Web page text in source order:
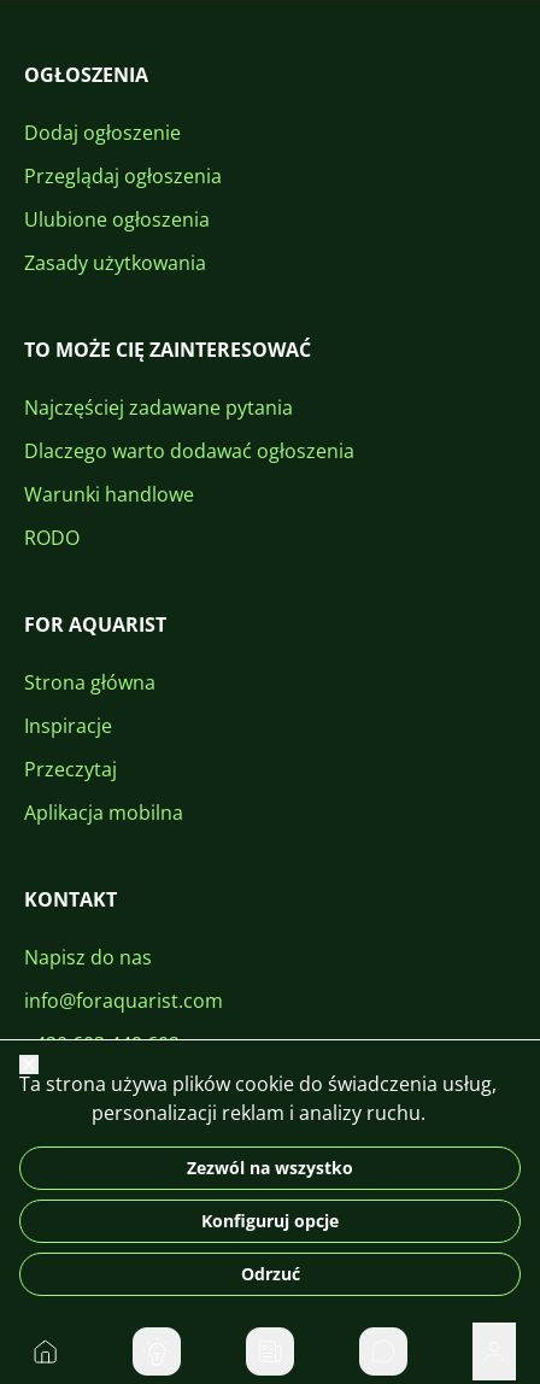
OGŁOSZENIA
Dodaj ogłoszenie
Przeglądaj ogłoszenia
Ulubione ogłoszenia
Zasady użytkowania
TO MOŻE CIĘ ZAINTERESOWAĆ
Najczęściej zadawane pytania
Dlaczego warto dodawać ogłoszenia
Warunki handlowe
RODO
FOR AQUARIST
Strona główna
Inspiracje
Przeczytaj
Aplikacja mobilna
KONTAKT
Napisz do nas
info@foraquarist.com
+420 603 449 602
DE
© 2026 For Aquarist
Do domu Prywatne
Zamknij
Ta strona używa plików cookie do świadczenia usług,
personalizacji reklam i analizy ruchu.
Zezwól na wszystko
Konfiguruj opcje
Odrzuć